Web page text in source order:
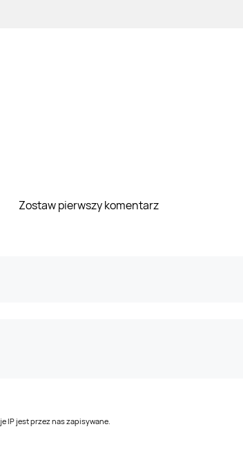
Zostaw pierwszy komentarz
IP jest przez nas zapisywane.